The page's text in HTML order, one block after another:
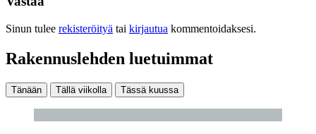
Sinun tulee rekisteröityä tai kirjautua kommentoidaksesi.
Rakennuslehden luetuimmat
Tänään Tällä viikolla Tässä kuussa